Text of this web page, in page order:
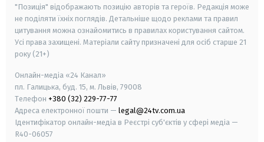
"Позиція" відображають позицію авторів та героїв. Редакція може
не поділяти їхніх поглядів. Детальніше щодо реклами та правил
цитування можна ознайомитись в правилах користування сайтом.
Усі права захищені. Матеріали сайту призначені для осіб старше 21
року (21+)
Онлайн-медіа «24 Канал»
пл. Галицька, буд. 15, м. Львів, 79008
Телефон +380 (32) 229-77-77
Адреса електронної пошти — legal@24tv.com.ua
Ідентифікатор онлайн-медіа в Реєстрі суб'єктів у сфері медіа —
R40-06057